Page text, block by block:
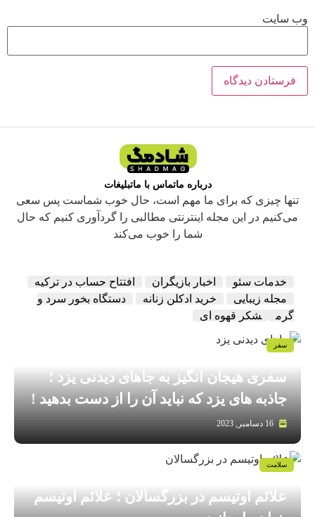
وب‌ سایت
درباره ماتماس با ماتبلیغات
تنها چیزی که برای ما مهم است، حال خوب شماست پس سعی
می‌کنیم در این مجله اینترنتی مطالبی را گردآوری کنیم که حال
شما را خوب می‌کند
خدمات سئو اخبار بازیگران
افتتاح حساب در ترکیه
مجله زیبایی
خرید ادکلن زنانه
دستگاه بخور سرد و
گرم
شکر قهوه ای
سفری هیجان انگیز به جاهای دیدنی یزد ؛
جاذبه های یزد که نباید آن را از دست بدهید !
سفر
علائم اوتیسم در بزرگسالان ؛ علائم اوتیسم
سلامت